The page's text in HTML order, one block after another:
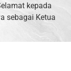
kepada
sebagai Ketua